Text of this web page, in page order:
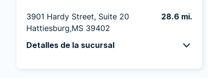
3901 Hardy Street, Suite 20
Hattiesburg,MS 39402
28.6 mi.
Detalles de la sucursal